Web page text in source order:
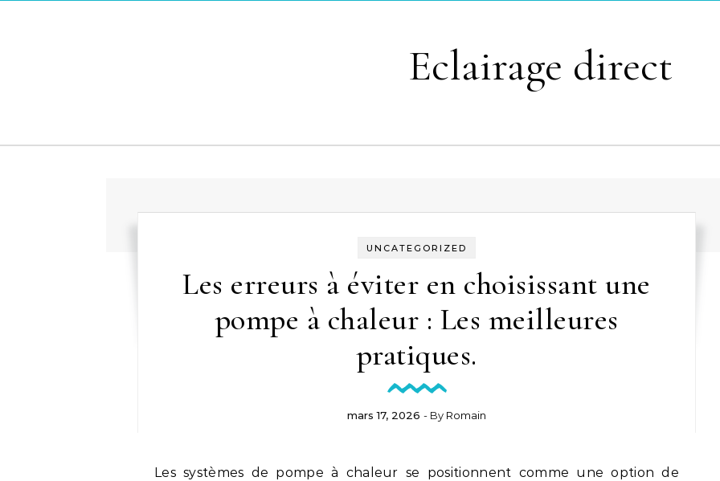
Eclairage direct
UNCATEGORIZED
Les erreurs à éviter en choisissant une
pompe à chaleur : Les meilleures
pratiques.
mars 17, 2026 - By Romain
Les systèmes de pompe à chaleur se positionnent comme une option de